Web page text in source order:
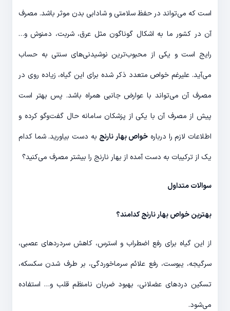
است که می‌تواند در حفظ سلامتی و شادابی بدن موثر باشد. مصرف
آن در کشور ما به اشکال گوناگون مثل عرق، شربت، دمنوش و…
رایج است و یکی از محبوب‌ترین نوشیدنی‌های سنتی به حساب
می‌آید. علیرغم خواص متعدد ذکر شده برای این گیاه، زیاده روی در
مصرف آن می‌تواند با عوارض جانبی همراه باشد. پس بهتر است
پیش از مصرف آن با یکی از پزشکان سامانه حال گفت‌و‌گو کرده و
اطلاعات لازم را درباره خواص بهار نارنج به دست بیاورید. شما کدام
یک از ترکیبات به دست آمده از بهار نارنج را بیشتر مصرف می‌کنید؟
سوالات متداول
بهترین خواص بهار نارنج کدامند؟
از این گیاه برای رفع اضطراب و استرس، کاهش سردردهای عصبی،
سرگیجه، یبوست، رفع علائم سرماخوردگی، بر طرف شدن سکسکه،
تسکین دردهای عضلانی، بهبود ضربان نامنظم قلب و… استفاده
می‌شود.